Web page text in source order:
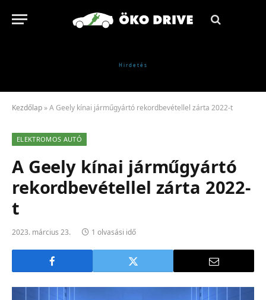
Kezdőlap »A Geely kínai járműgyártó rekordbevétellel zárta 2022-t
ELEKTROMOS AUTÓ
A Geely kínai járműgyártó
rekordbevétellel zárta 2022-
t
2023. március 23. 1 olvasási idő